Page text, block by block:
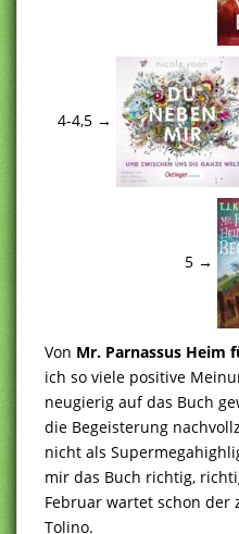
4-4,5 →
5 →
Von Mr. Parnassus Heim
ich so viele positive
neugierig auf das Buch
die Begeisterung
nicht als
mir das Buch richtig,
Februar wartet schon der
Tolino.